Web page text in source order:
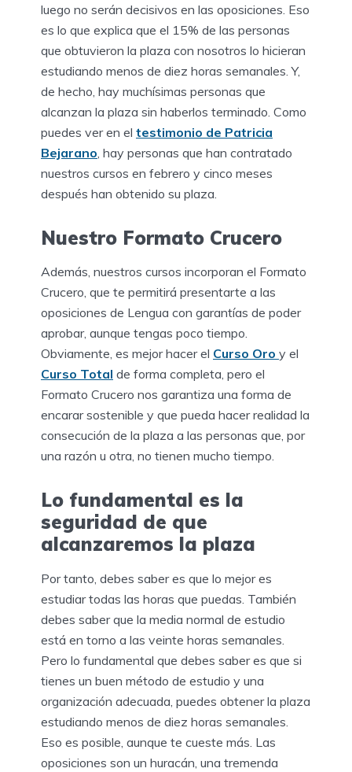
luego no serán decisivos en las oposiciones. Eso
es lo que explica que el 15% de las personas
que obtuvieron la plaza con nosotros lo hicieran
estudiando menos de diez horas semanales. Y,
de hecho, hay muchísimas personas que
alcanzan la plaza sin haberlos terminado. Como
puedes ver en el testimonio de Patricia
Bejarano , hay personas que han contratado
nuestros cursos en febrero y cinco meses
después han obtenido su plaza.
Nuestro Formato Crucero
Además, nuestros cursos incorporan el Formato
Crucero, que te permitirá presentarte a las
oposiciones de Lengua con garantías de poder
aprobar, aunque tengas poco tiempo.
Obviamente, es mejor hacer el Curso Oro y el
Curso Total de forma completa, pero el
Formato Crucero nos garantiza una forma de
encarar sostenible y que pueda hacer realidad la
consecución de la plaza a las personas que, por
una razón u otra, no tienen mucho tiempo.
Lo fundamental es la
seguridad de que
alcanzaremos la plaza
Por tanto, debes saber es que lo mejor es
estudiar todas las horas que puedas. También
debes saber que la media normal de estudio
está en torno a las veinte horas semanales.
Pero lo fundamental que debes saber es que si
tienes un buen método de estudio y una
organización adecuada, puedes obtener la plaza
estudiando menos de diez horas semanales.
Eso es posible, aunque te cueste más. Las
oposiciones son un huracán, una tremenda